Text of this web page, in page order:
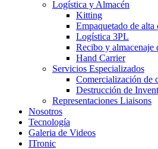
Logística y Almacén
Kitting
Empaquetado de alta
Logística 3PL
Recibo y almacenaje
Hand Carrier
Servicios Especializados
Comercialización de
Destrucción de
Representaciones Liaisons
Nosotros
Tecnología
Galeria de Videos
ITronic